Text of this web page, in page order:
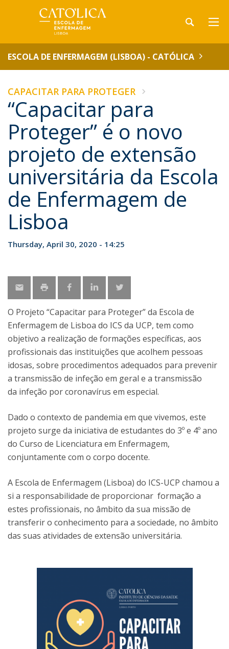
ESCOLA DE ENFERMAGEM (LISBOA) - CATÓLICA
CAPACITAR PARA PROTEGER
“Capacitar para
Proteger” é o novo
projeto de extensão
universitária da Escola
de Enfermagem de
Lisboa
Thursday, April 30, 2020 - 14:25
O Projeto “Capacitar para Proteger” da Escola de
Enfermagem de Lisboa do ICS da UCP, tem como
objetivo a realização de formações específicas, aos
profissionais das instituições que acolhem pessoas
idosas, sobre procedimentos adequados para prevenir
a transmissão de infeção em geral e a transmissão
da infeção por coronavírus em especial.
Dado o contexto de pandemia em que vivemos, este
projeto surge da iniciativa de estudantes do 3º e 4º ano
do Curso de Licenciatura em Enfermagem,
conjuntamente com o corpo docente.
A Escola de Enfermagem (Lisboa) do ICS-UCP chamou a
si a responsabilidade de proporcionar formação a
estes profissionais, no âmbito da sua missão de
transferir o conhecimento para a sociedade, no âmbito
das suas atividades de extensão universitária.